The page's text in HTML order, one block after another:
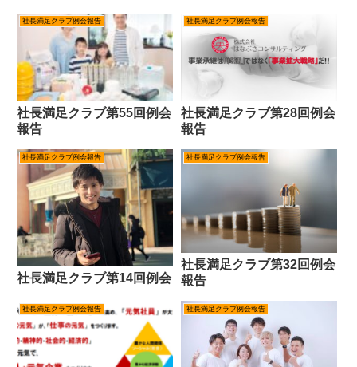
社長満足クラブ例会報告
社長満足クラブ第55回例会
報告
社長満足クラブ例会報告
社長満足クラブ第28回例会
報告
社長満足クラブ例会報告
社長満足クラブ第14回例会
社長満足クラブ例会報告
社長満足クラブ第32回例会
報告
社長満足クラブ例会報告 社長満足クラブ例会報告